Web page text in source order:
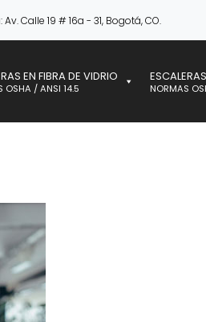
Av. Calle 19 # 16a - 31, Bogotá, CO.
EN FIBRA DE VIDRIO
OSHA / ANSI 14.5 NORMAS